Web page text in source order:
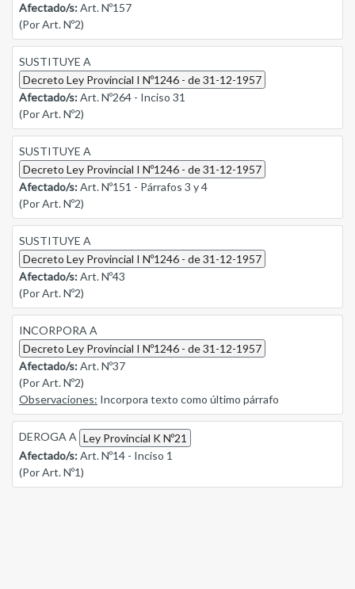
Afectado/s:Art. Nº157
(Por Art. Nº2)
SUSTITUYE A
Decreto Ley Provincial I Nº1246 - de 31-12-1957
Afectado/s:Art. Nº264 - Inciso 31
(Por Art. Nº2)
SUSTITUYE A
Decreto Ley Provincial I Nº1246 - de 31-12-1957
Afectado/s:Art. Nº151 - Párrafos 3 y 4
(Por Art. Nº2)
SUSTITUYE A
Decreto Ley Provincial I Nº1246 - de 31-12-1957
Afectado/s:Art. Nº43
(Por Art. Nº2)
INCORPORA A
Decreto Ley Provincial I Nº1246 - de 31-12-1957
Afectado/s:Art. Nº37
(Por Art. Nº2)
Observaciones: Incorpora texto como último párrafo
DEROGA A Ley Provincial K Nº21
Afectado/s:Art. Nº14 - Inciso 1
(Por Art. Nº1)